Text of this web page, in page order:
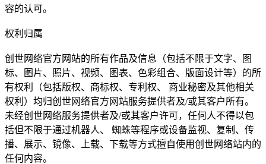
容的认可。
权利归属
创世网络官方网站的所有作品及信息（包括不限于文字、图
标、图片、照片、视频、图表、色彩组合、版面设计等）的所
有权利（包括版权、商标权、专利权、 商业秘密及其他相关
权利）均归创世网络官方网站服务提供者及/或其客户所有。
未经创世网络服务提供者及/或其客户许可，任何人不得以包
括但不限于通过机器人、 蜘蛛等程序或设备监视、复制、传
播、展示、镜像、上载、下载等方式擅自使用创世网络站内的
任何内容。